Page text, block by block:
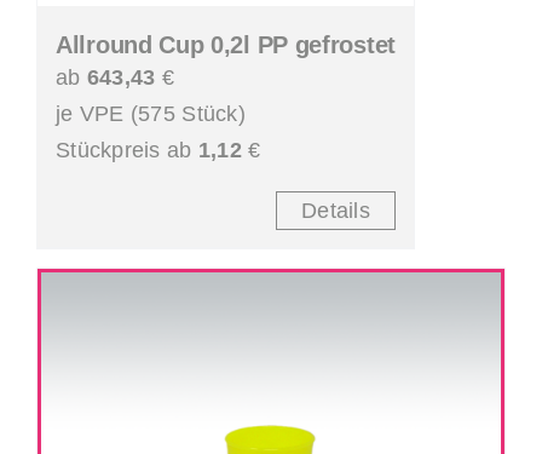
Allround Cup 0,2l PP gefrostet
ab 643,43 €
je VPE (575 Stück)
Stückpreis ab 1,12€
Details